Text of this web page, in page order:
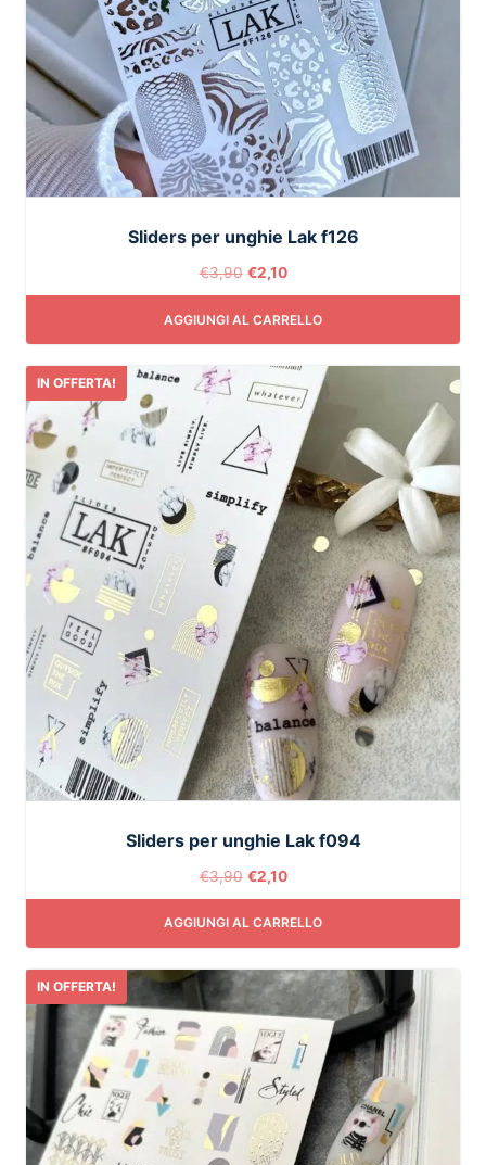
Sliders per unghie Lak f126
€3,90 €2,10
AGGIUNGI AL CARRELLO
IN OFFERTA!
Sliders per unghie Lak f094
€3,90 €2,10
AGGIUNGI AL CARRELLO
IN OFFERTA!